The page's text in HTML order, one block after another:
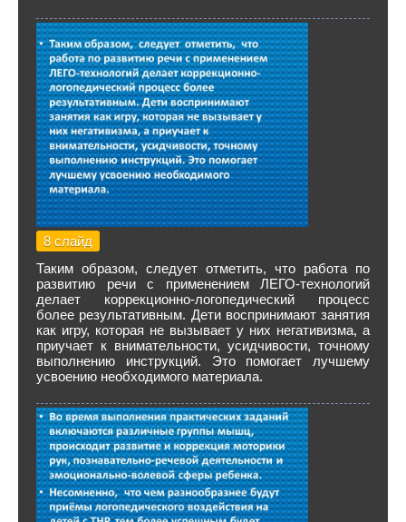
8 слайд
Таким образом, следует отметить, что работа по
развитию речи с применением ЛЕГО-технологий
делает коррекционно-логопедический процесс
более результативным. Дети воспринимают занятия
как игру, которая не вызывает у них негативизма, а
приучает к внимательности, усидчивости, точному
выполнению инструкций. Это помогает лучшему
усвоению необходимого материала.